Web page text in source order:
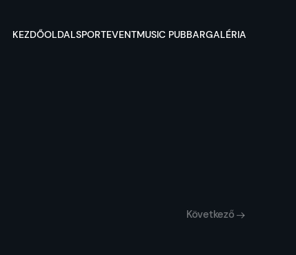
KEZDŐOLDALSPORTEVENTMUSIC PUBBARGALÉRIA
Következő